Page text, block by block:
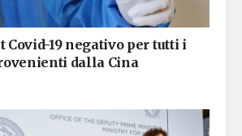
Covid-19 negativo per tutti i
dalla Cina